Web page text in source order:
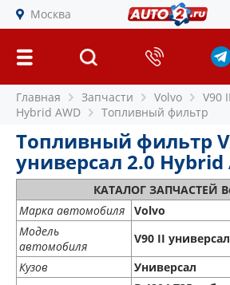
Москва
Главная Запчасти Volvo V90
Hybrid AWD
Топливный фильтр
Топливный фильтр
универсал 2.0 Hybrid
КАТАЛОГ ЗАПЧАСТЕЙ
Марка автомобиля
Volvo
Модель
автомобиля
V90 II универсал
Кузов
Универсал